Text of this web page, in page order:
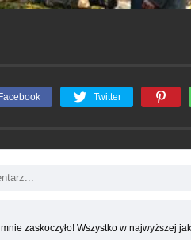
Twitter
zaskoczyło! Wszystko w najwyższej